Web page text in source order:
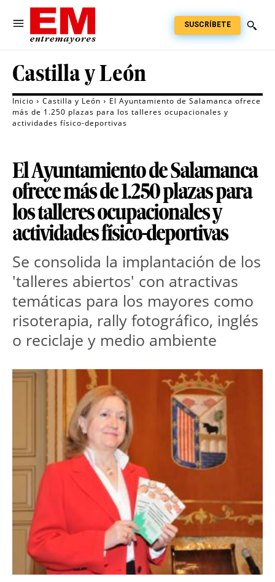
SUSCRÍBETE
Castilla y León
Inicio Castilla y León
El Ayuntamiento de Salamanca ofrece
más de 1.250 plazas para los talleres ocupacionales y
actividades físico-deportivas
El Ayuntamiento de Salamanca
ofrece más de 1.250 plazas para
los talleres ocupacionales y
actividades físico-deportivas
Se consolida la implantación de los
'talleres abiertos' con atractivas
temáticas para los mayores como
risoterapia, rally fotográfico, inglés
o reciclaje y medio ambiente